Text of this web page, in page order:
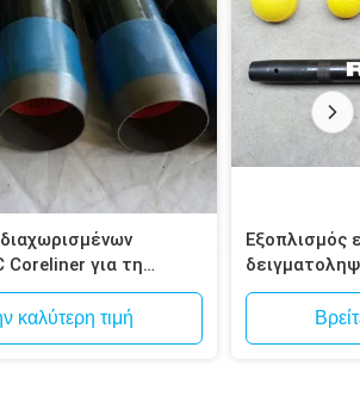
για τη
καλύτερη τιμή
Εξοπλισμός
συσκευή